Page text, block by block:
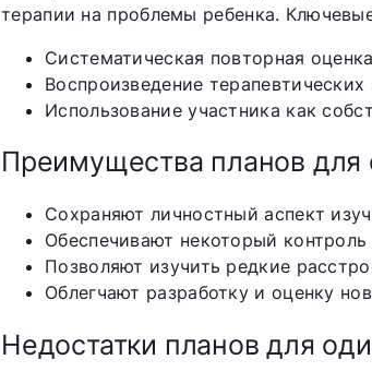
терапии на проблемы ребенка.
Систематическая повторная
Воспроизведение
Использование участника как
Преимущества планов для
Сохраняют личностный аспект
Обеспечивают некоторый
Позволяют изучить редкие
Облегчают разработку и оценку
Недостатки планов для